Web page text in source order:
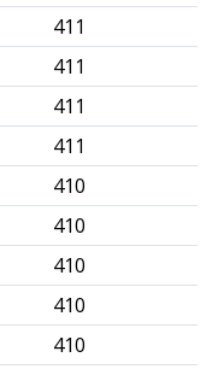
411
411
411
411
410
410
410
410
410